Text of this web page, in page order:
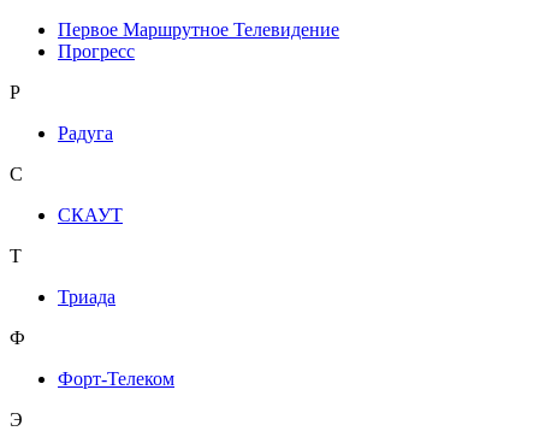
Первое Маршрутное Телевидение
Прогресс
Р
Радуга
С
СКАУТ
Т
Триада
Ф
Форт-Телеком
Э